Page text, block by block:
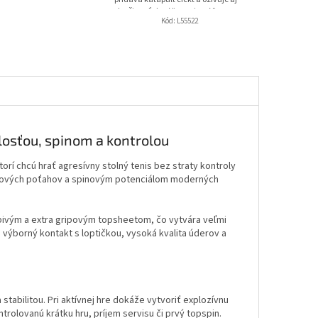
staršie poťahy. Viac spinu. Viac...
Kód: L55522
spinom a kontrolou
chcú hrať agresívny stolný tenis bez straty kontroly
poťahov a spinovým potenciálom moderných
a extra gripovým topsheetom, čo vytvára veľmi
kontakt s loptičkou, vysoká kvalita úderov a
Pri aktívnej hre dokáže vytvoriť explozívnu
krátku hru, príjem servisu či prvý topspin.